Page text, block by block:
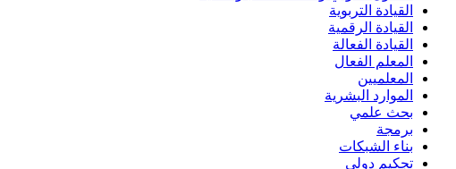
القيادة التربوية
القيادة الرقمية
القيادة الفعالة
المعلم الفعال
المعلميين
الموارد البشرية
بحث علمي
برمجة
بناء الشبكات
تجكيم دولي